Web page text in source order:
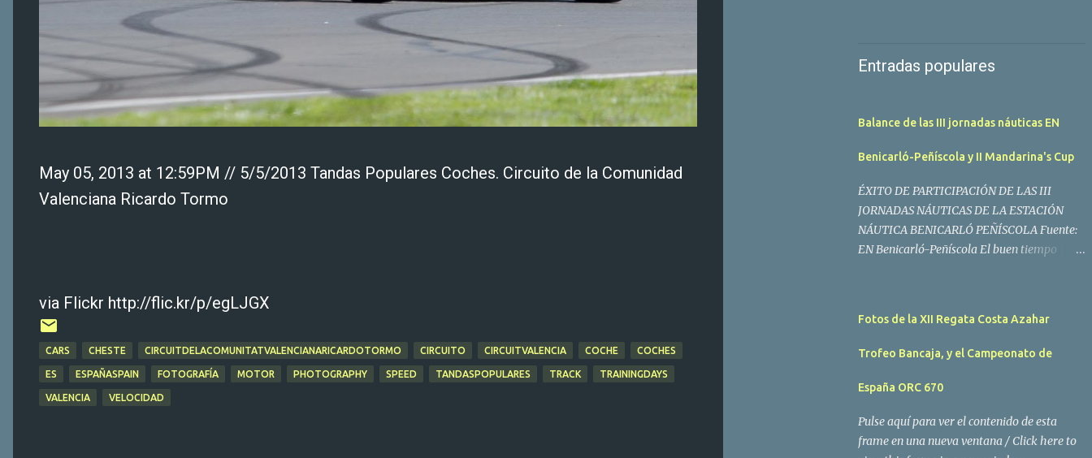
May 05, 2013 at 12:59PM // 5/5/2013 Tandas Populares Coches. Circuito de la Comunidad
Valenciana Ricardo Tormo
via Flickr http://flic.kr/p/egLJGX
CARS CHESTE CIRCUITDELACOMUNITATVALENCIANARICARDOTORMO CIRCUITO CIRCUITVALENCIA COCHE COCHES
ES ESPAÑASPAIN FOTOGRAFÍA MOTOR PHOTOGRAPHY SPEED TANDASPOPULARES TRACK TRAININGDAYS
VALENCIA VELOCIDAD
Entradas populares
Balance de las III jornadas náuticas EN
Benicarló-Peñíscola y II Mandarina's Cup
ÉXITO DE PARTICIPACIÓN DE LAS III
JORNADAS NÁUTICAS DE LA ESTACIÓN
NÁUTICA BENICARLÓ PEÑÍSCOLA Fuente:
EN Benicarló-Peñíscola El buen tiempo
de la II Regata Mandarina's Cup que tuvo
lugar este fin de semana en aguas de
jornadas de navegación, la embarcación
Villes fue la merecida vencedora de la
prueba, en la que tomaron parte un total de
Fotos de la XII Regata Costa Azahar
Trofeo Bancaja, y el Campeonato de
España ORC 670
Pulse aquí para ver el contenido de esta
frame en una nueva ventana / Click here to